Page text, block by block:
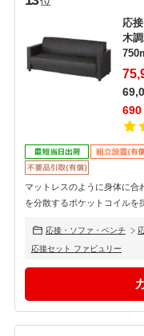
応
木
690
マットレスのように身体に合
を分散するポケットコイルを
応接・ソファ・ベンチ
応接セット ファビュリー